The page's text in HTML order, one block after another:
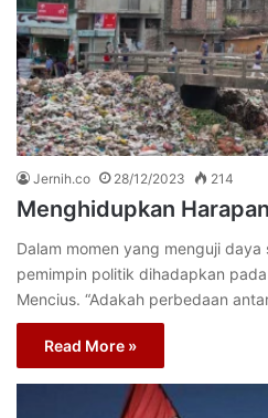
Jernih.co 28/12/2023 214
Menghidupkan Harapan
Dalam momen yang menguji
pemimpin politik dihadapkan
Mencius. “Adakah perbedaan
Read More »